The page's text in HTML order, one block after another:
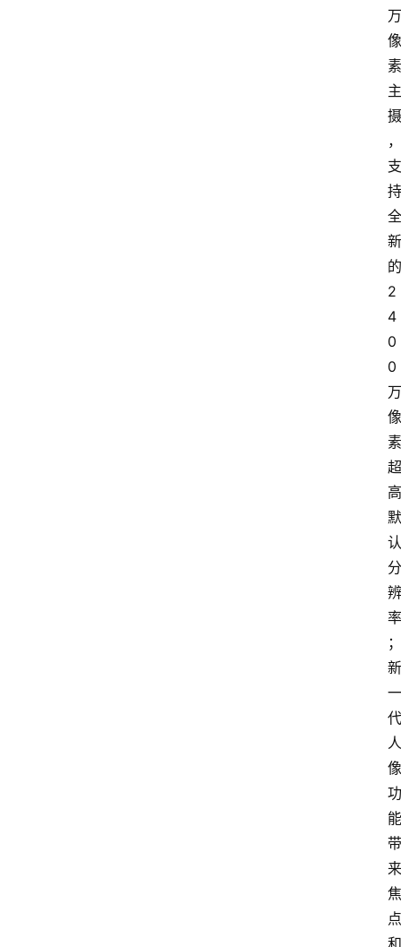
万
像
素
主
摄
，
支
持
全
新
的
2
4
0
0
万
像
素
超
高
默
认
分
辨
率
；
新
一
代
人
像
功
能
带
来
焦
点
和